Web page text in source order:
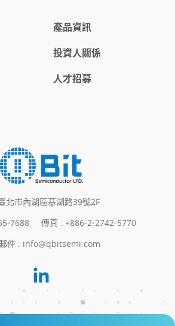
產品資訊
投資人關係
人才招募
北市內湖區基湖路39號2F
7688
傳真 : +886-2-2742-5770
件 : info@qbitsemi.com